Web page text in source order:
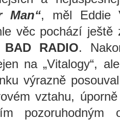
Man“, měl Eddie
věc pochází
BAD RADIO.
na „Vitalogy“,
výrazně
vztahu,